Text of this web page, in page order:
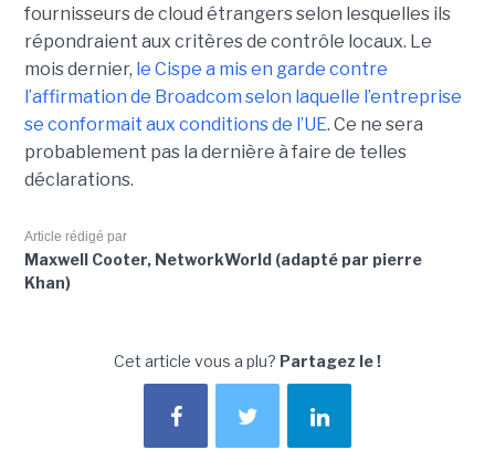
fournisseurs de cloud étrangers selon lesquelles ils
répondraient aux critères de contrôle locaux. Le
mois dernier, le Cispe a mis en garde contre
l’affirmation de Broadcom selon laquelle l’entreprise
se conformait aux conditions de l’UE. Ce ne sera
probablement pas la dernière à faire de telles
déclarations.
Article rédigé par
Maxwell Cooter, NetworkWorld (adapté par pierre
Khan)
Cet article vous a plu? Partagez le !